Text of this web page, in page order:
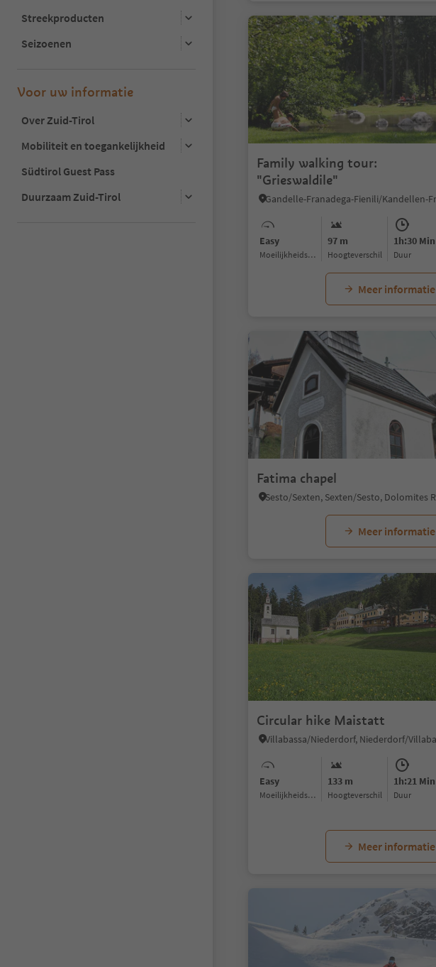
Streekproducten
Seizoenen
Voor uw informatie
Over Zuid-Tirol
Mobiliteit en toegankelijkheid
Südtirol Guest Pass
Duurzaam Zuid-Tirol
Family walking tour:
"Grieswaldile"
Easy
Moeilijkheidsgraad
97 m
Hoogteverschil
1h:30 Min
Duur
Meer informatie
Fatima chapel
Meer informatie
Circular hike Maistatt
Easy
Moeilijkheidsgraad
133 m
Hoogteverschil
1h:21 Min
Duur
Meer informatie